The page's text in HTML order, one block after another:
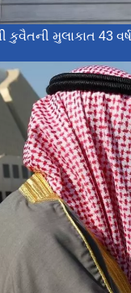
કુવૈતની મુલાકાત 43